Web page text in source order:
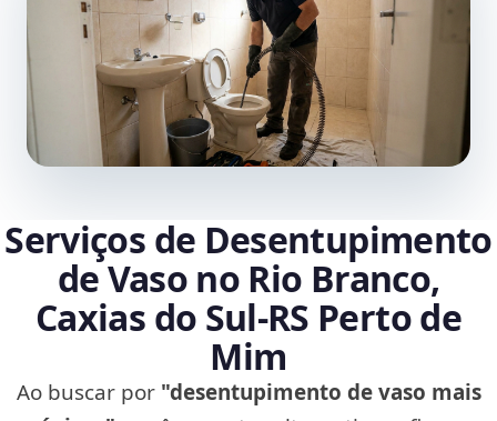
Serviços de Desentupimento
de Vaso no Rio Branco,
Caxias do Sul‑RS Perto de
Mim
Ao buscar por "desentupimento de vaso mais